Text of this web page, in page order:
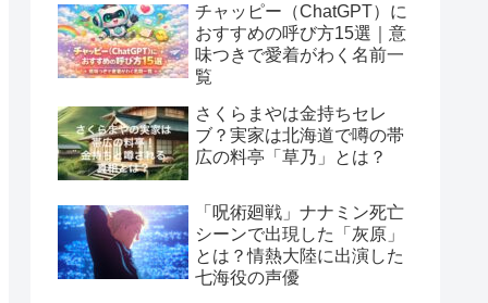
チャッピー（ChatGPT）に
おすすめの呼び方15選｜意
味つきで愛着がわく名前一
覧
さくらまやは金持ちセレ
ブ？実家は北海道で噂の帯
広の料亭「草乃」とは？
「呪術廻戦」ナナミン死亡
シーンで出現した「灰原」
とは？情熱大陸に出演した
七海役の声優